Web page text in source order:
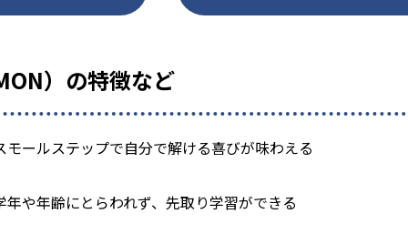
）の特徴など
モールステップで自分で解ける喜びが味わえる
年や年齢にとらわれず、先取り学習ができる